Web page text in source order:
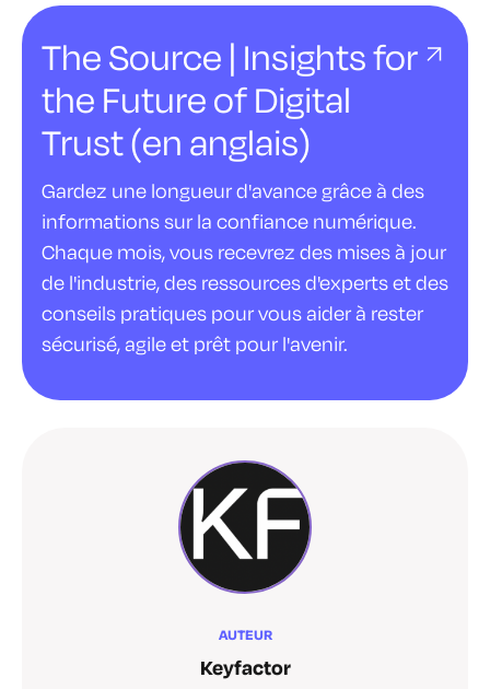
The Source | Insights for
the Future of Digital
Trust (en anglais)
Gardez une longueur d'avance grâce à des
informations sur la confiance numérique.
Chaque mois, vous recevrez des mises à jour
de l'industrie, des ressources d'experts et des
conseils pratiques pour vous aider à rester
sécurisé, agile et prêt pour l'avenir.
AUTEUR
Keyfactor